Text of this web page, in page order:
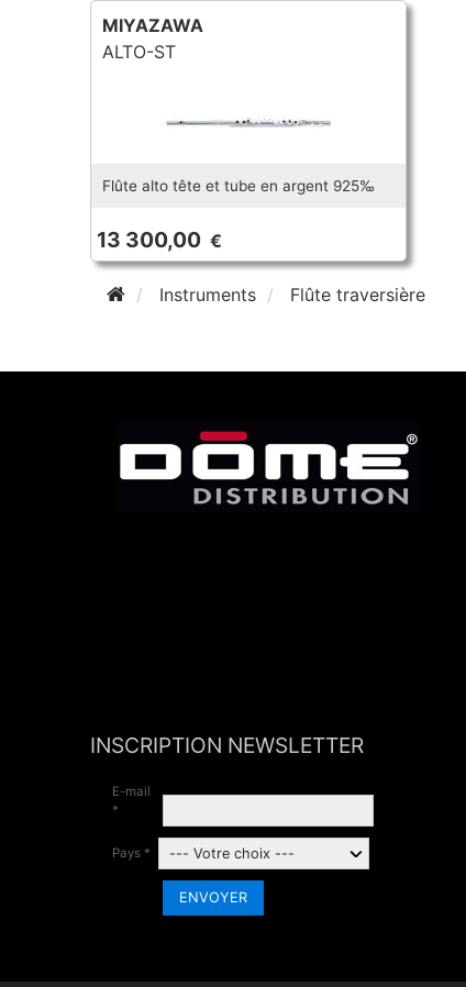
MIYAZAWA
ALTO-ST
Flûte alto tête et tube en argent 925‰
13 300,00 €
Instruments Flûte traversière
INSCRIPTION NEWSLETTER
E-mail
*
Pays *
ENVOYER